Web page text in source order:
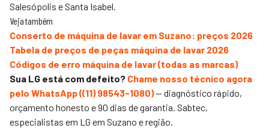
Salesópolis e Santa Isabel.
Veja também
Conserto de máquina de lavar em Suzano: preços 2026
Tabela de preços de peças máquina de lavar 2026
Códigos de erro máquina de lavar (todas as marcas)
Sua LG está com defeito? Chame nosso técnico agora
pelo WhatsApp ((11) 98543-1080)— diagnóstico rápido,
orçamento honesto e 90 dias de garantia. Sabtec,
especialistas em LG em Suzano e região.